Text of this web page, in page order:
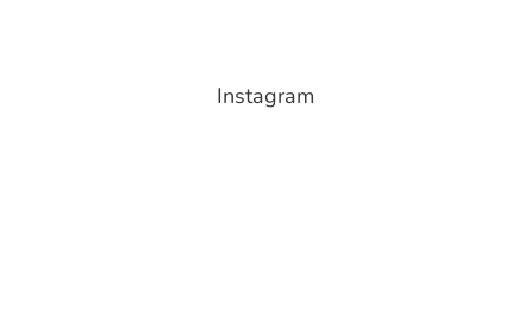
Instagram